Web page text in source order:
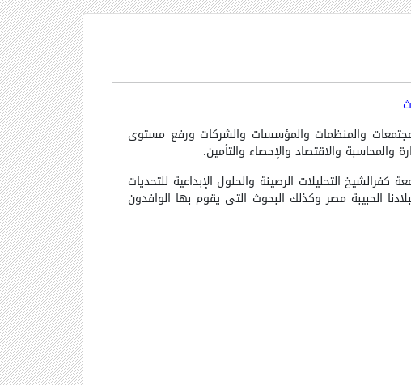
والمنظمات والمؤسسات والشركات ورفع مستوى
والمحاسبة والاقتصاد والإحصاء والتأمين.
التحليلات الرصينة والحلول الإبداعية للتحديات
الحبيبة مصر وكذلك البحوث التى يقوم بها الوافدون